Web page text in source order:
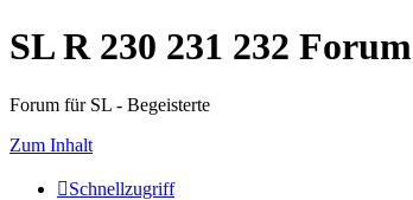
SL R 230 231 232 Forum
Forum für SL - Begeisterte
Zum Inhalt
Schnellzugriff